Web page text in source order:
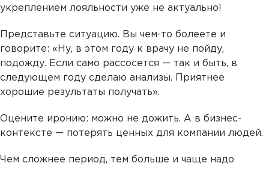
укреплением лояльности уже не актуально!
Представьте ситуацию. Вы чем-то болеете и
говорите: «Ну, в этом году к врачу не пойду,
подожду. Если само рассосется — так и быть, в
следующем году сделаю анализы. Приятнее
хорошие результаты получать».
Оцените иронию: можно не дожить. А в бизнес-
контексте — потерять ценных для компании людей.
Чем сложнее период, тем больше и чаще надо